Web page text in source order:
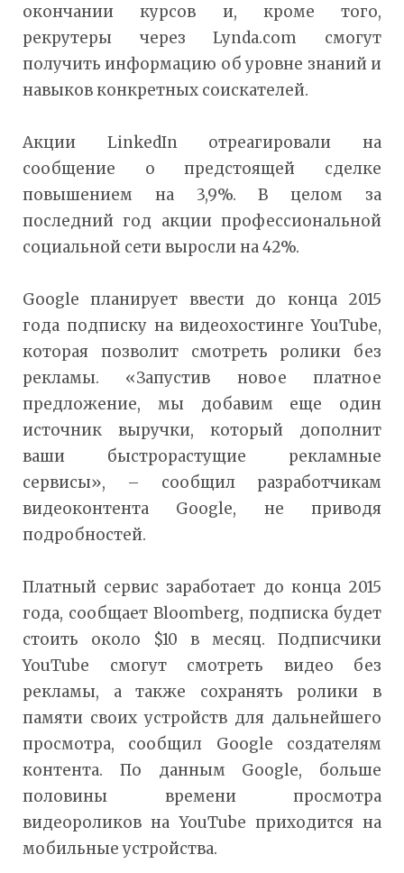
окончании курсов и, кроме того,
рекрутеры через Lynda.com смогут
получить информацию об уровне знаний и
навыков конкретных соискателей.
Акции LinkedIn отреагировали на
сообщение о предстоящей сделке
повышением на 3,9%. В целом за
последний год акции профессиональной
социальной сети выросли на 42%.
Google планирует ввести до конца 2015
года подписку на видеохостинге YouTube,
которая позволит смотреть ролики без
рекламы. «Запустив новое платное
предложение, мы добавим еще один
источник выручки, который дополнит
ваши быстрорастущие рекламные
сервисы», – сообщил разработчикам
видеоконтента Google, не приводя
подробностей.
Платный сервис заработает до конца 2015
года, сообщает Bloomberg, подписка будет
стоить около $10 в месяц. Подписчики
YouTube смогут смотреть видео без
рекламы, а также сохранять ролики в
памяти своих устройств для дальнейшего
просмотра, сообщил Google создателям
контента. По данным Google, больше
половины времени просмотра
видеороликов на YouTube приходится на
мобильные устройства.